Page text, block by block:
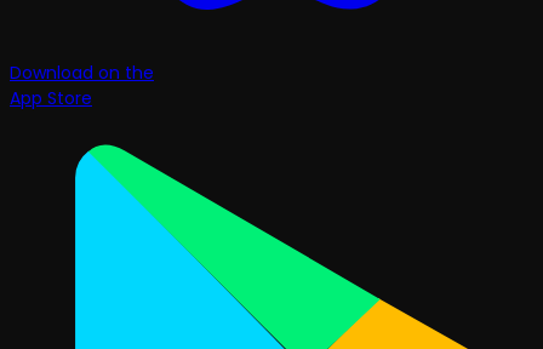
Download on the
App Store